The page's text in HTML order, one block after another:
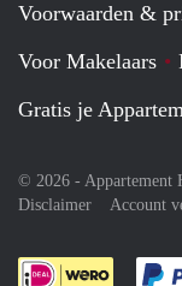
Voorwaarden &
Voor Makelaars
Gratis je
© 2026 - Appartement
Disclaimer
Account